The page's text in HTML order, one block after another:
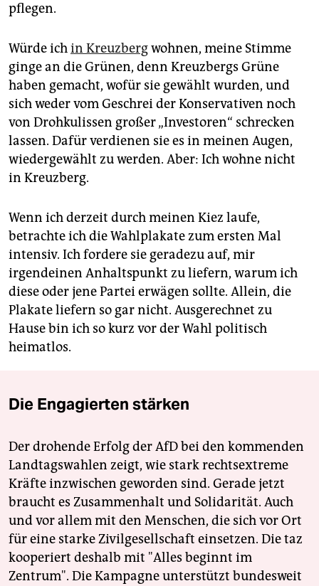
pflegen.
Würde ichin Kreuzbergwohnen, meine Stimme
ginge an die Grünen, denn Kreuzbergs Grüne
haben gemacht, wofür sie gewählt wurden, und
sich weder vom Geschrei der Konservativen noch
von Drohkulissen großer „Investoren“ schrecken
lassen. Dafür verdienen sie es in meinen Augen,
wiedergewählt zu werden. Aber: Ich wohne nicht
in Kreuzberg.
Wenn ich derzeit durch meinen Kiez laufe,
betrachte ich die Wahlplakate zum ersten Mal
intensiv. Ich fordere sie geradezu auf, mir
irgendeinen Anhaltspunkt zu liefern, warum ich
diese oder jene Partei erwägen sollte. Allein, die
Plakate liefern so gar nicht. Ausgerechnet zu
Hause bin ich so kurz vor der Wahl politisch
heimatlos.
Die Engagierten stärken
Der drohende Erfolg der AfD bei den kommenden
Landtagswahlen zeigt, wie stark rechtsextreme
Kräfte inzwischen geworden sind. Gerade jetzt
braucht es Zusammenhalt und Solidarität. Auch
und vor allem mit den Menschen, die sich vor Ort
für eine starke Zivilgesellschaft einsetzen. Die taz
kooperiert deshalb mit "Alles beginnt im
Zentrum". Die Kampagne unterstützt bundesweit